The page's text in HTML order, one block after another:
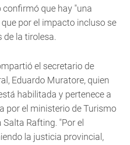
que hay "una
por el impacto incluso se
de la tirolesa.
el secretario de
Eduardo Muratore, quien
habilitada y pertenece a
por el ministerio de Turismo
Rafting. "Por el
la justicia provincial,